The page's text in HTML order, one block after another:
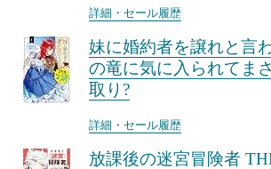
詳細・セール履歴
妹に婚約者を譲れと言
の竜に気に入られてま
取り?
詳細・セール履歴
放課後の迷宮冒険者